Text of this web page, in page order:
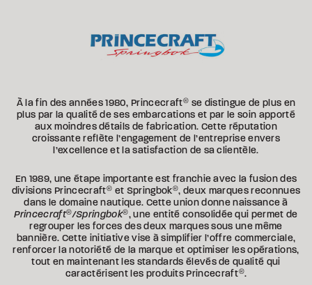
À la fin des années 1980, Princecraft® se distingue de plus en
plus par la qualité de ses embarcations et par le soin apporté
aux moindres détails de fabrication. Cette réputation
croissante reflète l’engagement de l’entreprise envers
l’excellence et la satisfaction de sa clientèle.
En 1989, une étape importante est franchie avec la fusion des
divisions Princecraft® et Springbok®, deux marques reconnues
dans le domaine nautique. Cette union donne naissance à
Princecraft®/Springbok®, une entité consolidée qui permet de
regrouper les forces des deux marques sous une même
bannière. Cette initiative vise à simplifier l’offre commerciale,
renforcer la notoriété de la marque et optimiser les opérations,
tout en maintenant les standards élevés de qualité qui
caractérisent les produits Princecraft®.